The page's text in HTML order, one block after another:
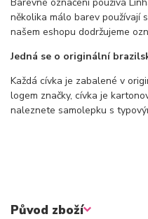
několika málo barev používají
našem eshopu dodržujeme
Jedná se o originální
Každá cívka je zabalené v
logem značky, cívka je
naleznete samolepku s
Původ zboží